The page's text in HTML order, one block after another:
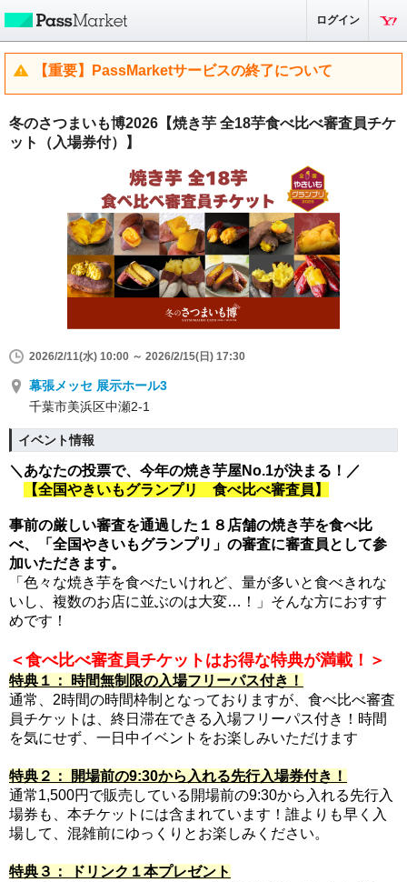
ログイン
【重要】PassMarketサービスの終了について
冬のさつまいも博2026【焼き芋 全18芋食べ比べ審査員チケ
ット（入場券付）】
2026/2/11(水) 10:00 ～ 2026/2/15(日) 17:30
幕張メッセ 展示ホール3
千葉市美浜区中瀬2-1
イベント情報
＼あなたの投票で、今年の焼き芋屋No.1が決まる！／
【全国やきいもグランプリ 食べ比べ審査員】
事前の厳しい審査を通過した１８店舗の焼き芋を食べ比
べ、「全国やきいもグランプリ」の審査に審査員として参
加いただきます。
「色々な焼き芋を食べたいけれど、量が多いと食べきれな
いし、複数のお店に並ぶのは大変…！」そんな方におすす
めです！
＜食べ比べ審査員チケットはお得な特典が満載！＞
特典１： 時間無制限の入場フリーパス付き！
通常、2時間の時間枠制となっておりますが、食べ比べ審査
員チケットは、終日滞在できる入場フリーパス付き！時間
を気にせず、一日中イベントをお楽しみいただけます
特典２： 開場前の9:30から入れる先行入場券付き！
通常1,500円で販売している開場前の9:30から入れる先行入
場券も、本チケットには含まれています！誰よりも早く入
場して、混雑前にゆっくりとお楽しみください。
特典３： ドリンク１本プレゼント